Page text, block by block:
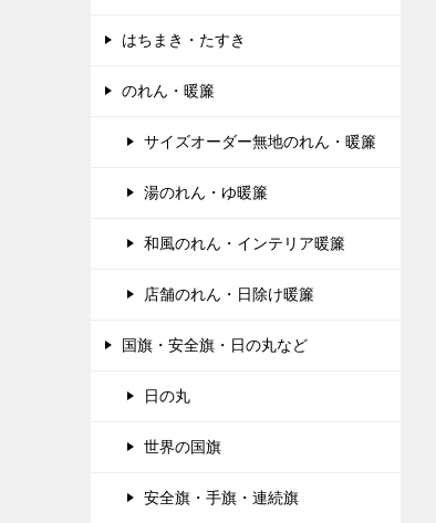
はちまき・たすき
のれん・暖簾
サイズオーダー無地のれん・暖簾
湯のれん・ゆ暖簾
和風のれん・インテリア暖簾
店舗のれん・日除け暖簾
国旗・安全旗・日の丸など
日の丸
世界の国旗
安全旗・手旗・連続旗